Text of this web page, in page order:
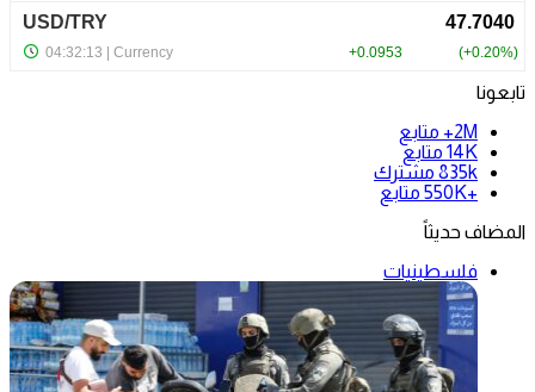
تابعونا
2M+
متابع
14K متابع
835k مشترك
+550K
متابع
المضاف حديثاً
فلسطينيات